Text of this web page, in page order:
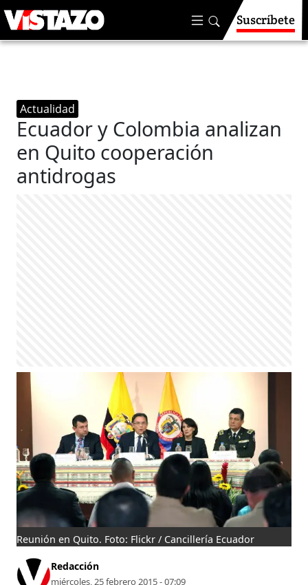
Suscríbete
Actualidad
Ecuador y Colombia analizan
en Quito cooperación
antidrogas
Reunión en Quito. Foto: Flickr / Cancillería Ecuador
Redacción
miércoles, 25 febrero 2015 - 07:09